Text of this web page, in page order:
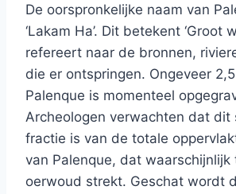
De oorspronkelijke naam van
‘Lakam Ha’. Dit betekent ‘Groot
refereert naar de bronnen,
die er ontspringen. Ongeveer
Palenque is momenteel
Archeologen verwachten dat dit
fractie is van de totale
van Palenque, dat
oerwoud strekt. Geschat wordt